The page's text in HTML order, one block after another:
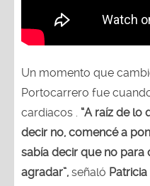
Un momento que
Portocarrero fue
cardiacos . “A raíz de lo
decir no, comencé a
sabía decir que no para
agradar”, señaló